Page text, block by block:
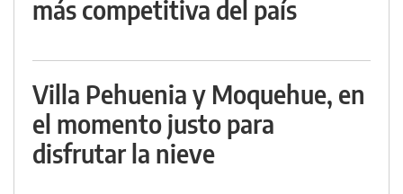
más competitiva del país
Villa Pehuenia y Moquehue, en
el momento justo para
disfrutar la nieve